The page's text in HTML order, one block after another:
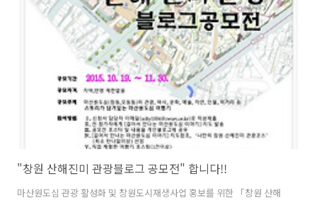
켜 문화와 예술을 입힌 창동예술촌이 2012년 5월 25일 개장하면서 다시
금 사람들로 부터 많은 관심을 받고 있습니다. 최근에는 외국인들의 이름
이 새겨진 보도 블럭으로 만들어진 '상상길'이 개장되면서 낮선 외국인들
"창원 산해진미 관광블로그 공모전" 합니다!!
마산원도심 관광 활성화 및 창원도시재생사업 홍보를 위한 「창원 산해